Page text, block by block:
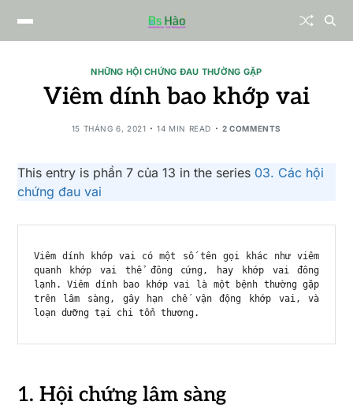
NHỮNG HỘI CHỨNG ĐAU THƯỜNG GẶP
Viêm dính bao khớp vai
15 THÁNG 6, 2021 14 MIN READ 2 COMMENTS
This entry is phần 7 của 13 in the series 03. Các hội
chứng đau vai
Viêm dính khớp vai có một số tên gọi khác như viêm
quanh khớp vai thể đông cứng, hay khớp vai đông
lạnh. Viêm dính bao khớp vai là một bệnh thường gặp
trên lâm sàng, gây hạn chế vận động khớp vai, và
loạn dưỡng tại chi tổn thương.
1. Hội chứng lâm sàng